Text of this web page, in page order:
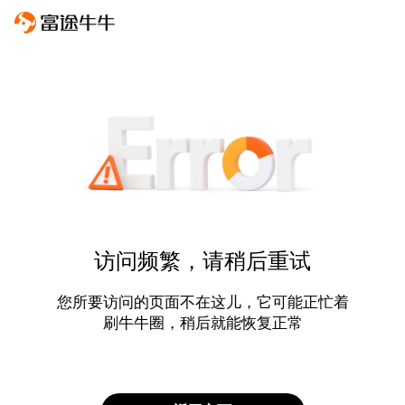
访问频繁，请稍后重试
您所要访问的页面不在这儿，它可能正忙着
刷牛牛圈，稍后就能恢复正常